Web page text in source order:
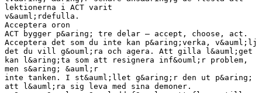
lektionerna i ACT varit
v&auml;rdefulla.
Acceptera oron
ACT bygger p&aring; tre delar – accept, choose, act.
Acceptera det som du inte kan p&aring;verka, v&auml;lj
det du vill g&ouml;ra och agera. Att gilla l&auml;get
kan l&aring;ta som att resignera inf&ouml;r problem,
men s&aring; &auml;r
inte tanken. I st&auml;llet g&aring;r den ut p&aring;
att l&auml;ra sig leva med sina demoner.